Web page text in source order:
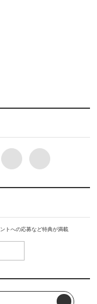
トへの応募など特典が満載